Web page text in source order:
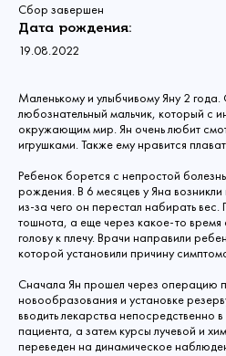
Сбор завершен
Дата рождения:
19.08.2022
Маленькому и улыбчивому Яну 2 года.
любознательный мальчик, который с
окружающим мир. Ян очень любит
игрушками. Также ему нравится
Ребенок борется с непростой
рождения. В 6 месяцев у Яна
из-за чего он перестал набирать вес.
тошнота, а еще через какое-то время
голову к плечу. Врачи направили
которой установили причину
Сначала Ян прошел через операцию
новообразования и установке
вводить лекарства непосредственно
пациента, а затем курсы лучевой и
переведен на динамическое